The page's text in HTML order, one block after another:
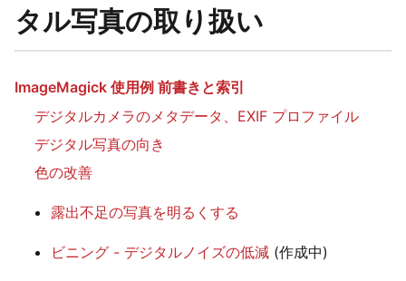
タル写真の取り扱い
ImageMagick 使用例 前書きと索引
デジタルカメラのメタデータ、EXIF プロファイル
デジタル写真の向き
色の改善
露出不足の写真を明るくする
ビニング - デジタルノイズの低減 (作成中)